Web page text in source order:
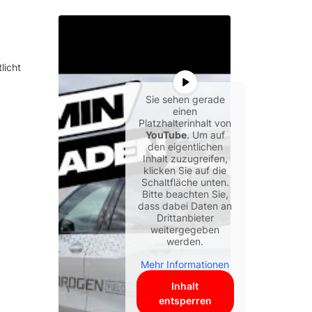
Sie sehen gerade
einen
Platzhalterinhalt von
YouTube. Um auf
den eigentlichen
Inhalt zuzugreifen,
klicken Sie auf die
Schaltfläche unten.
Bitte beachten Sie,
dass dabei Daten an
Drittanbieter
weitergegeben
werden.
Mehr Informationen
Inhalt
entsperren